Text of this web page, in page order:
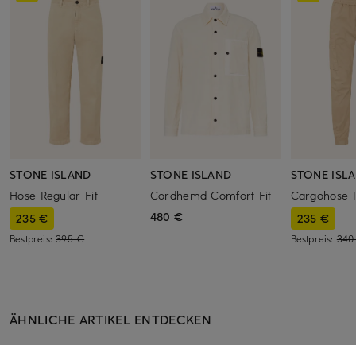
STONE ISLAND
Hose Regular Fit
235 €
Bestpreis:395 €
STONE ISLAND
Cordhemd Comfort Fit
480 €
STONE
Cargohose
235 €
Bestpreis:
ÄHNLICHE ARTIKEL ENTDECKEN